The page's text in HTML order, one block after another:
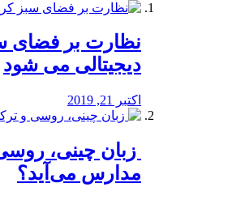
نظارت بر فضای
دیجیتالی می شود
اکتبر 21, 2019
زبان چینی،
مدارس می‌آید؟